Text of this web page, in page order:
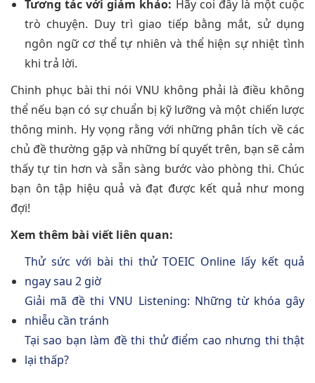
Tương tác với giám khảo: Hãy coi đây là một cuộc
trò chuyện. Duy trì giao tiếp bằng mắt, sử dụng
ngôn ngữ cơ thể tự nhiên và thể hiện sự nhiệt tình
khi trả lời.
Chinh phục bài thi nói VNU không phải là điều không
thể nếu bạn có sự chuẩn bị kỹ lưỡng và một chiến lược
thông minh. Hy vọng rằng với những phân tích về các
chủ đề thường gặp và những bí quyết trên, bạn sẽ cảm
thấy tự tin hơn và sẵn sàng bước vào phòng thi. Chúc
bạn ôn tập hiệu quả và đạt được kết quả như mong
đợi!
Xem thêm bài viết liên quan:
Thử sức với bài thi thử TOEIC Online lấy kết quả
ngay sau 2 giờ
Giải mã đề thi VNU Listening: Những từ khóa gây
nhiễu cần tránh
Tại sao bạn làm đề thi thử điểm cao nhưng thi thật
lại thấp?